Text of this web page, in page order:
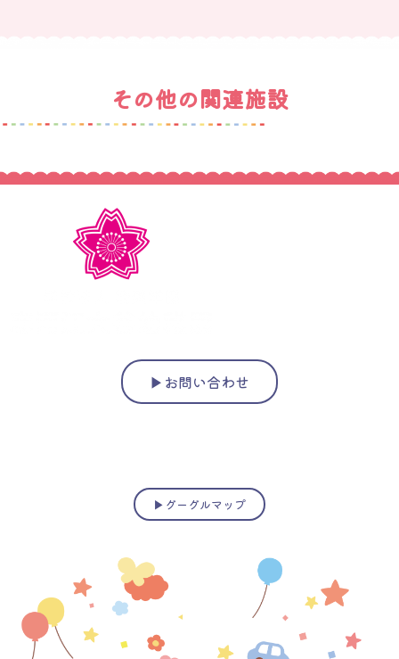
その他の関連施設
▶︎お問い合わせ
▶︎グーグルマップ